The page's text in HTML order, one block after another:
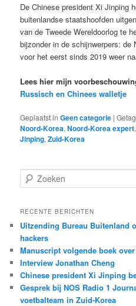
De Chinese president Xi Jinping
buitenlandse staatshoofden
van de Tweede Wereldoorlog te
bijzonder in de schijnwerpers: de
voor het eerst sinds 2019 weer
Lees hier mijn
Russisch en Chinees walletje
Geplaatst in Geen categorie |
Noord-Korea,Noord-Korea expert
Jinping,Zuid-Korea
o
k
n
RECENTE BERICHTEN
Uitzending Bureau Buitenland
hackers
Manuscript volgende boek
Interview Jonathan Cheng
Chinese president Xi Jinping
Gesprek bij NOS Radio 1
voetbalteam in Zuid-Korea